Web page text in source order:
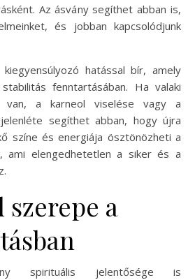
Az ásvány segíthet abban is,
és jobban kapcsolódjunk
hatással bír, amely
fenntartásában. Ha valaki
van, a karneol viselése vagy a
segíthet abban, hogy újra
színe és energiája ösztönözheti a
ami elengedhetetlen a siker és a
a
spirituális jelentősége is